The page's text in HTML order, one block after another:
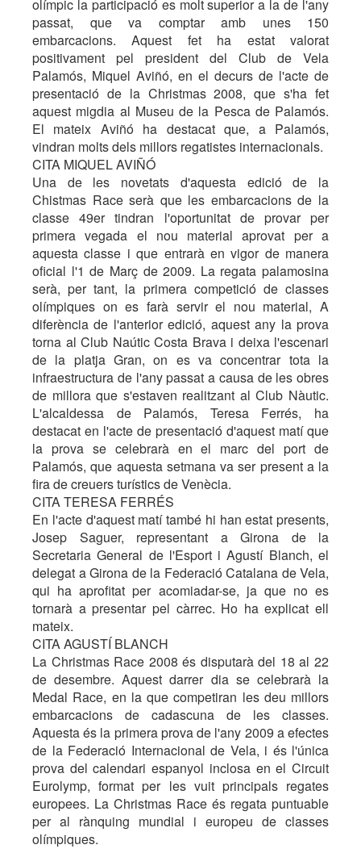
olímpic la participació es molt superior a la de l'any
passat, que va comptar amb unes 150
embarcacions. Aquest fet ha estat valorat
positivament pel president del Club de Vela
Palamós, Miquel Aviñó, en el decurs de l'acte de
presentació de la Christmas 2008, que s'ha fet
aquest migdia al Museu de la Pesca de Palamós.
El mateix Aviñó ha destacat que, a Palamós,
vindran molts dels millors regatistes internacionals.
CITA MIQUEL AVIÑÓ
Una de les novetats d'aquesta edició de la
Chistmas Race serà que les embarcacions de la
classe 49er tindran l'oportunitat de provar per
primera vegada el nou material aprovat per a
aquesta classe i que entrarà en vigor de manera
oficial l'1 de Març de 2009. La regata palamosina
serà, per tant, la primera competició de classes
olímpiques on es farà servir el nou material, A
diferència de l'anterior edició, aquest any la prova
torna al Club Naútic Costa Brava i deixa l'escenari
de la platja Gran, on es va concentrar tota la
infraestructura de l'any passat a causa de les obres
de millora que s'estaven realitzant al Club Nàutic.
L'alcaldessa de Palamós, Teresa Ferrés, ha
destacat en l'acte de presentació d'aquest matí que
la prova se celebrarà en el marc del port de
Palamós, que aquesta setmana va ser present a la
fira de creuers turístics de Venècia.
CITA TERESA FERRÉS
En l'acte d'aquest matí també hi han estat presents,
Josep Saguer, representant a Girona de la
Secretaria General de l'Esport i Agustí Blanch, el
delegat a Girona de la Federació Catalana de Vela,
qui ha aprofitat per acomiadar-se, ja que no es
tornarà a presentar pel càrrec. Ho ha explicat ell
mateix.
CITA AGUSTÍ BLANCH
La Christmas Race 2008 és disputarà del 18 al 22
de desembre. Aquest darrer dia se celebrarà la
Medal Race, en la que competiran les deu millors
embarcacions de cadascuna de les classes.
Aquesta és la primera prova de l'any 2009 a efectes
de la Federació Internacional de Vela, i és l'única
prova del calendari espanyol inclosa en el Circuit
Eurolymp, format per les vuit principals regates
europees. La Christmas Race és regata puntuable
per al rànquing mundial i europeu de classes
olímpiques.